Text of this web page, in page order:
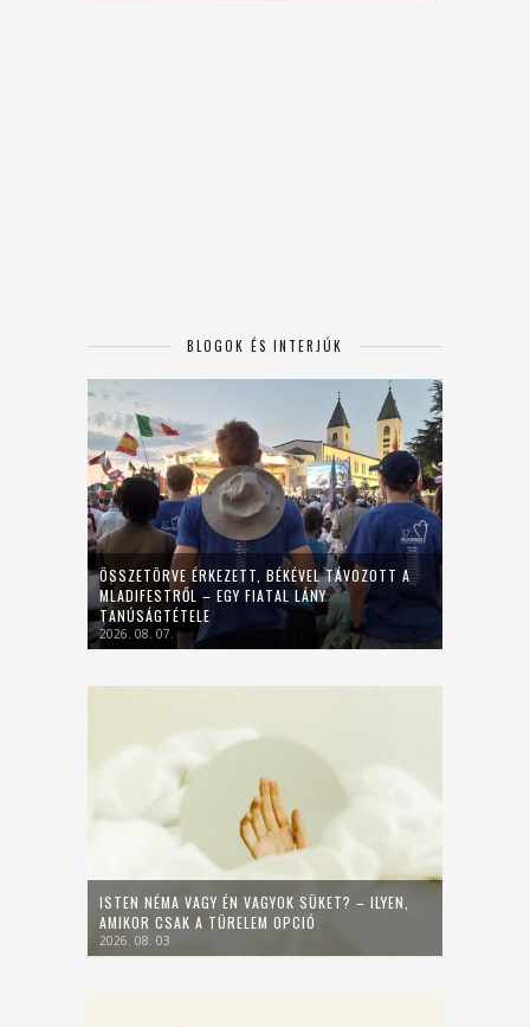
BLOGOK ÉS INTERJÚK
ÖSSZETÖRVE ÉRKEZETT, BÉKÉVEL TÁVOZOTT A
MLADIFESTRŐL – EGY FIATAL LÁNY
TANÚSÁGTÉTELE
2026. 08. 07.
ISTEN NÉMA VAGY ÉN VAGYOK SÜKET? – ILYEN,
AMIKOR CSAK A TÜRELEM OPCIÓ
2026. 08. 03.